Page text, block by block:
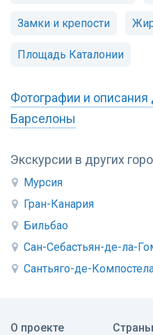
Экскурсии в других
Мурсия
Гран-Канария
Бильбао
Сан-Себастьян-де-ла-
Сантьяго-де-
Замки и крепости
Площадь Каталонии
Фотографии и описания
Барселоны
О проекте